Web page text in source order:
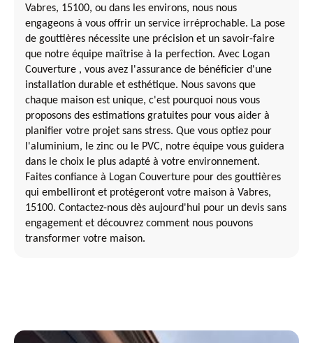
Vabres, 15100, ou dans les environs, nous nous
engageons à vous offrir un service irréprochable. La pose
de gouttières nécessite une précision et un savoir-faire
que notre équipe maîtrise à la perfection. Avec Logan
Couverture , vous avez l'assurance de bénéficier d'une
installation durable et esthétique. Nous savons que
chaque maison est unique, c'est pourquoi nous vous
proposons des estimations gratuites pour vous aider à
planifier votre projet sans stress. Que vous optiez pour
l'aluminium, le zinc ou le PVC, notre équipe vous guidera
dans le choix le plus adapté à votre environnement.
Faites confiance à Logan Couverture pour des gouttières
qui embelliront et protégeront votre maison à Vabres,
15100. Contactez-nous dès aujourd'hui pour un devis sans
engagement et découvrez comment nous pouvons
transformer votre maison.